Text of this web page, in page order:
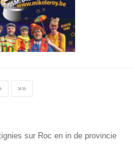
»»
sur Roc en in de provincie